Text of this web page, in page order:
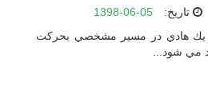
تاریخ:
1398-06-05
در يك هادي در مسير مشخصي بحركت
مي شود...